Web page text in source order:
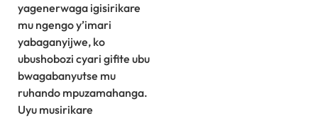
yagenerwaga igisirikare
mu ngengo y’imari
yabaganyijwe, ko
ubushobozi cyari gifite ubu
bwagabanyutse mu
ruhando mpuzamahanga.
Uyu musirikare